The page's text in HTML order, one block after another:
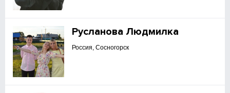
Русланова Людмилка
Россия, Сосногорск